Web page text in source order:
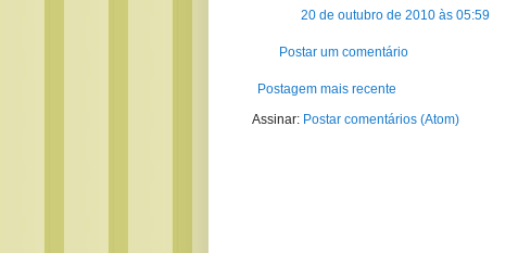
20 de outubro de 2010 às 05:59
Postar um comentário
Postagem mais recente
Assinar: Postar comentários (Atom)